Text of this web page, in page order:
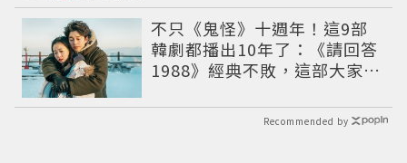
不只《鬼怪》十週年！這9部
韓劇都播出10年了：《請回答
1988》經典不敗，這部大家狂
Recommended by